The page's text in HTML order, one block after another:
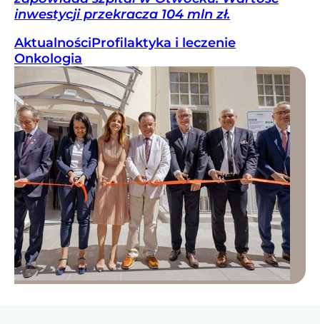
inwestycji przekracza 104 mln zł.
AktualnościProfilaktyka i leczenie
Onkologia